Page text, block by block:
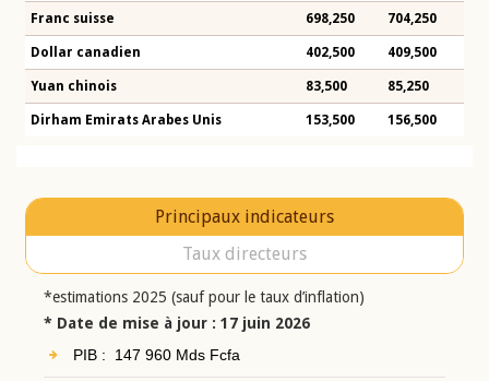
Franc suisse 698,250 704,250
Dollar canadien 402,500 409,500
Yuan chinois 83,500 85,250
Dirham Emirats Arabes Unis 153,500 156,500
Principaux indicateurs
Taux directeurs
*estimations 2025 (sauf pour le taux d’inflation)
* Date de mise à jour : 17 juin 2026
PIB : 147 960 Mds Fcfa